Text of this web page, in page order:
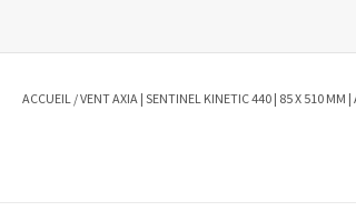
ACCUEIL /VENT AXIA | SENTINEL KINETIC 440 | 85 X 510 MM